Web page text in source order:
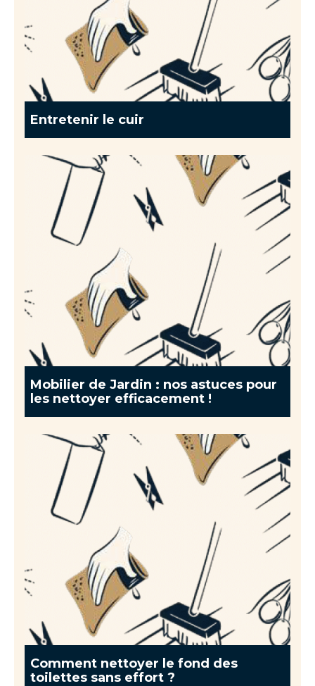
Entretenir le cuir
Mobilier de Jardin : nos astuces pour
les nettoyer efficacement !
Comment nettoyer le fond des
toilettes sans effort ?